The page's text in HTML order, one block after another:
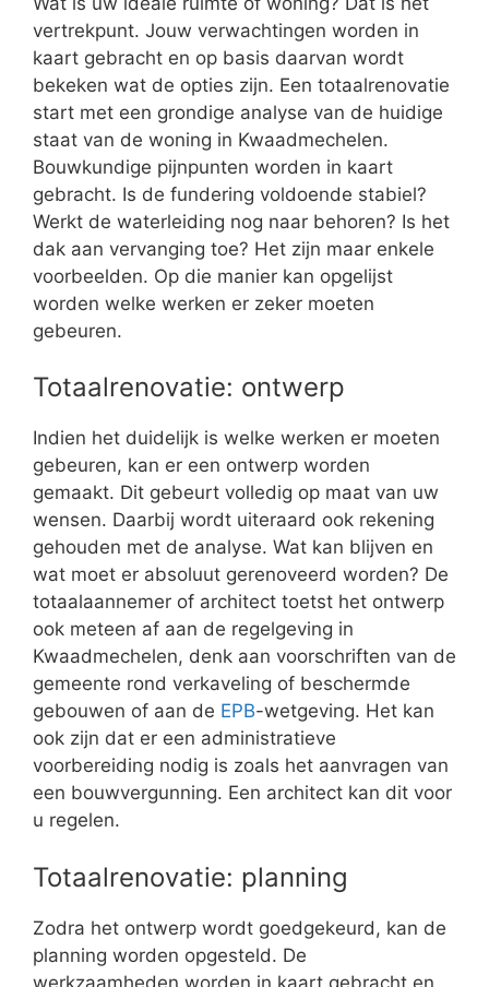
vertrekpunt. Jouw verwachtingen worden in
kaart gebracht en op basis daarvan wordt
bekeken wat de opties zijn. Een totaalrenovatie
start met een grondige analyse van de huidige
staat van de woning in Kwaadmechelen.
Bouwkundige pijnpunten worden in kaart
gebracht. Is de fundering voldoende stabiel?
Werkt de waterleiding nog naar behoren? Is het
dak aan vervanging toe? Het zijn maar enkele
voorbeelden. Op die manier kan opgelijst
worden welke werken er zeker moeten
gebeuren.
Totaalrenovatie: ontwerp
Indien het duidelijk is welke werken er moeten
gebeuren, kan er een ontwerp worden
gemaakt. Dit gebeurt volledig op maat van uw
wensen. Daarbij wordt uiteraard ook rekening
gehouden met de analyse. Wat kan blijven en
wat moet er absoluut gerenoveerd worden? De
totaalaannemer of architect toetst het ontwerp
ook meteen af aan de regelgeving in
Kwaadmechelen, denk aan voorschriften van de
gemeente rond verkaveling of beschermde
gebouwen of aan de EPB-wetgeving. Het kan
ook zijn dat er een administratieve
voorbereiding nodig is zoals het aanvragen van
een bouwvergunning. Een architect kan dit voor
u regelen.
Totaalrenovatie: planning
Zodra het ontwerp wordt goedgekeurd, kan de
planning worden opgesteld. De
werkzaamheden worden in kaart gebracht en